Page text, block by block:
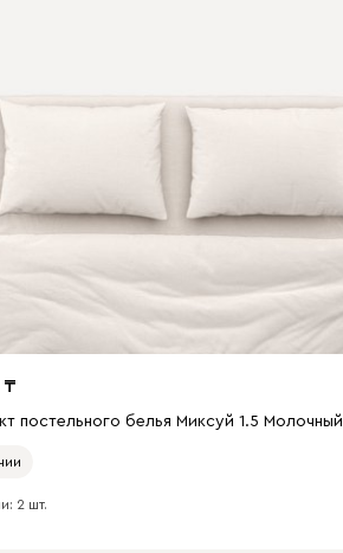
постельного белья Миксуй 1.5 Молочный
2 шт.